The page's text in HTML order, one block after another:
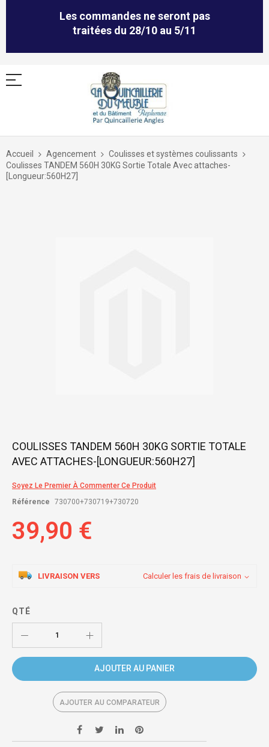
Les commandes ne seront pas
traitées du 28/10 au 5/11
Allez
contenu
Accueil Agencement
Coulisses et systèmes coulissants
Coulisses TANDEM 560H 30KG Sortie Totale Avec attaches-
[Longueur:560H27]
Skip
the
of
images
COULISSES TANDEM 560H 30KG SORTIE TOTALE
AVEC ATTACHES-[LONGUEUR:560H27]
Soyez Le Premier À Commenter Ce Produit
Référence
730700+730719+730720
39,90 €
LIVRAISON VERS Calculer les frais de livraison
QTÉ
AJOUTER AU PANIER
AJOUTER AU COMPARATEUR